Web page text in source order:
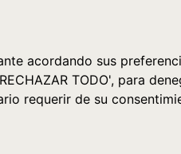
acordando sus
TODO', para
requerir de su